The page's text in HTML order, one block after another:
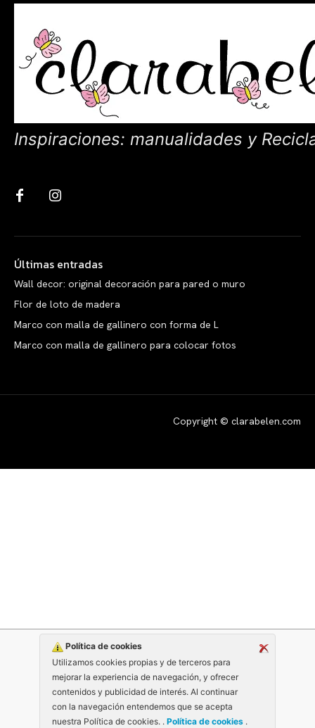
Política de cookies
Utilizamos cookies propias y de terceros para
mejorar la experiencia de navegación, y ofrecer
contenidos y publicidad de interés. Al continuar
con la navegación entendemos que se acepta
nuestra Política de cookies. . Política de cookies .
Inspiraciones: manualidades y
Últimas entradas
Wall decor: original decoración para pared o muro
Flor de loto de madera
Marco con malla de gallinero con forma de L
Marco con malla de gallinero para colocar fotos
Copyright © clarabelen.com